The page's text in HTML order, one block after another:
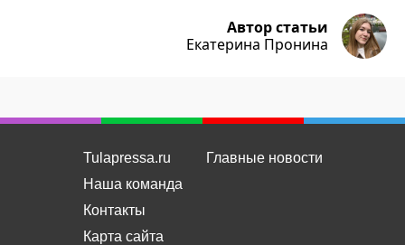
Автор статьи
Екатерина Пронина
Tulapressa.ru
Наша команда
Контакты
Карта сайта
Главные новости